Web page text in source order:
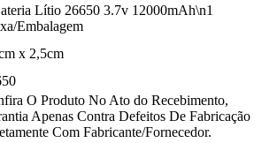
Lítio 26650 3.7v 12000mAh\n1
Embalagem
x 2,5cm
O Produto No Ato do Recebimento,
Apenas Contra Defeitos De Fabricação
Com Fabricante/Fornecedor.